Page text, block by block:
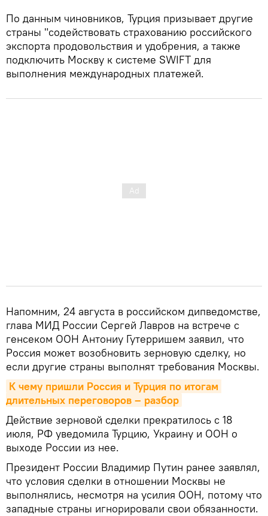
По данным чиновников, Турция призывает другие
страны "содействовать страхованию российского
экспорта продовольствия и удобрения, а также
подключить Москву к системе SWIFT для
выполнения международных платежей.
Напомним, 24 августа в российском дипведомстве,
глава МИД России Сергей Лавров на встрече с
генсеком ООН Антониу Гутерришем заявил, что
Россия может возобновить зерновую сделку, но
если другие страны выполнят требования Москвы.
К чему пришли Россия и Турция по итогам
длительных переговоров – разбор
Действие зерновой сделки прекратилось с 18
июля, РФ уведомила Турцию, Украину и ООН о
выходе России из нее.
Президент России Владимир Путин ранее заявлял,
что условия сделки в отношении Москвы не
выполнялись, несмотря на усилия ООН, потому что
западные страны игнорировали свои обязанности.